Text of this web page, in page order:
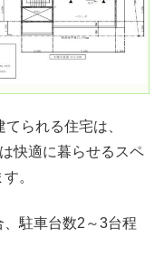
られる住宅は、
快適に暮らせるスペ
。
駐車台数2～3台程